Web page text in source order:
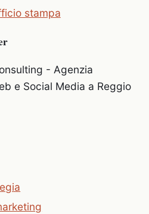
stampa
- Agenzia
e Social Media a Reggio